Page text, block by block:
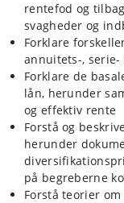
rentefod og
svagheder og
Forklare
annuitets-, serie-
Forklare de
lån, herunder
og effektiv rente
Forstå og
herunder
på begreberne
Forstå teorier